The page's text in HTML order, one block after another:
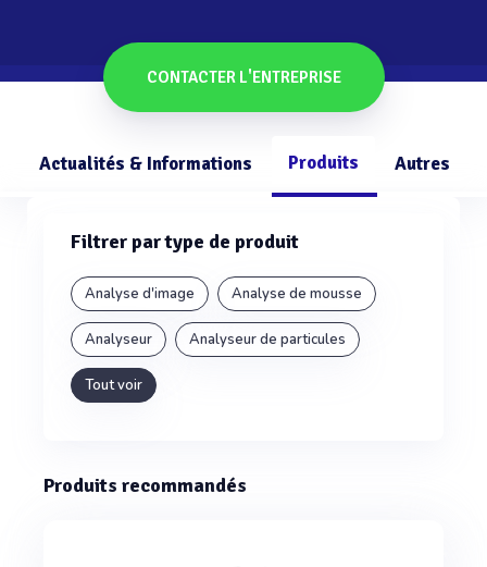
CONTACTER L'ENTREPRISE
Actualités & Informations Produits Autres
Filtrer par type de produit
Analyse d'image Analyse de mousse
Analyseur Analyseur de particules
Tout voir
Produits recommandés